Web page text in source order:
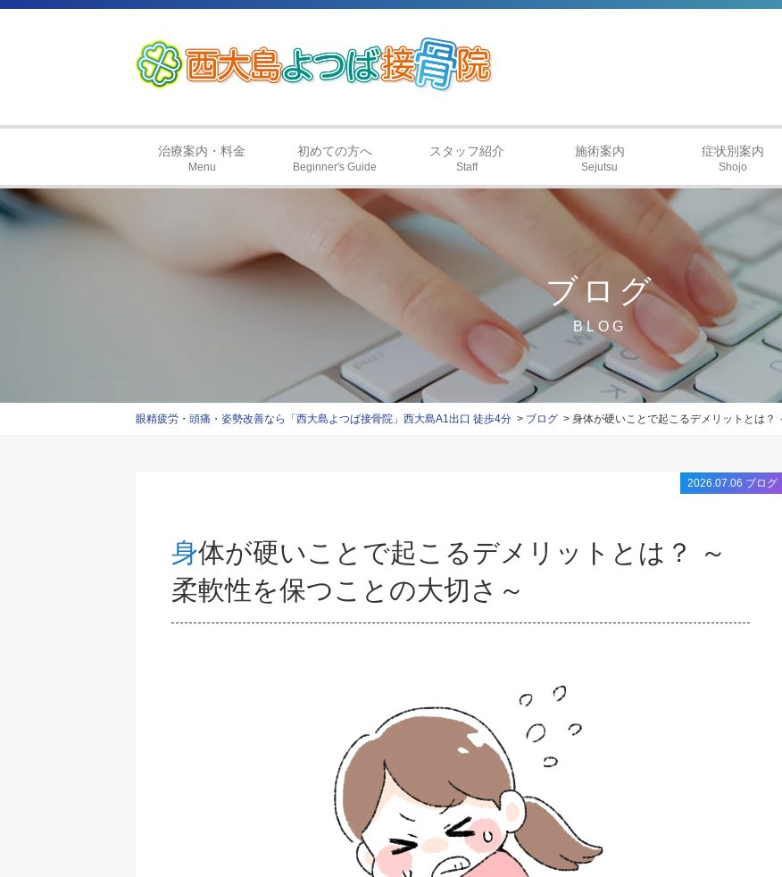
治療案内・料金
Menu
初めての方へ
Beginner's Guide
スタッフ紹介
Staff
施術案内
Sejutsu
症状別案内
Shojo
ブログ
BLOG
眼精疲労・頭痛・姿勢改善なら「西大島よつば接骨院」西大島A1出口 徒歩4分 ブログ 身体が硬いことで起こるデメリットとは？
2026.07.06 ブログ
身体が硬いことで起こるデメリットとは？ ～
柔軟性を保つことの大切さ～